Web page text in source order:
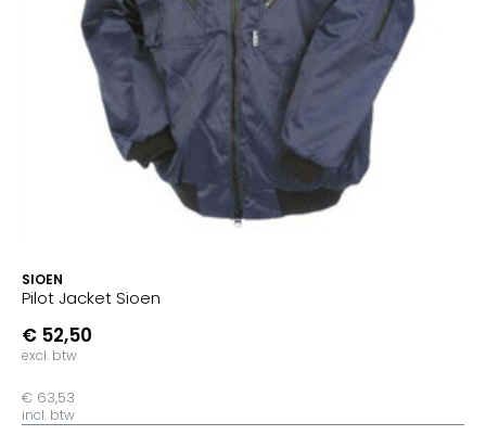
SIOEN
Pilot Jacket Sioen
€ 52,50
excl. btw
€ 63,53
incl. btw